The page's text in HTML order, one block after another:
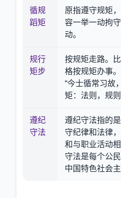
循规
蹈矩
原指遵守规矩
容一举一动拘
动。
规行
矩步
按规矩走路。
格按规矩办事。
“今士循常习故
矩：法则，规则
遵纪
守法
遵纪守法指的
守纪律和法律
和与职业活动
守法是每个公
中国特色社会